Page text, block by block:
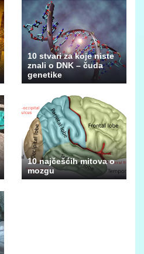
10 stvari za koje niste
znali o DNK – čuda
genetike
10 najčešćih mitova o
mozgu